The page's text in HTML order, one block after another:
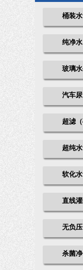
桶装
纯净
玻璃
汽车
超滤
超纯
软化
直线
无负
杀菌